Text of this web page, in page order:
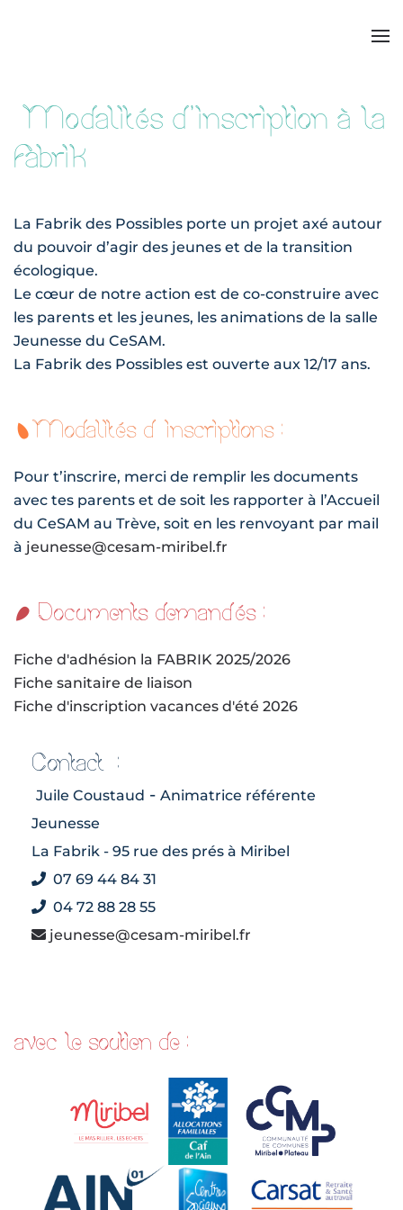
Modalités d'inscription à la
Fabrik
La Fabrik des Possibles porte un projet axé autour
du pouvoir d’agir des jeunes et de la transition
écologique.
Le cœur de notre action est de co-construire avec
les parents et les jeunes, les animations de la salle
Jeunesse du CeSAM.
La Fabrik des Possibles est ouverte aux 12/17 ans.
Modalités d’inscriptions :
Pour t’inscrire, merci de remplir les documents
avec tes parents et de soit les rapporter à l’Accueil
du CeSAM au Trève, soit en les renvoyant par mail
à jeunesse@cesam-miribel.fr
Documents demandés :
Fiche d'adhésion la FABRIK 2025/2026
Fiche sanitaire de liaison
Fiche d'inscription vacances d'été 2026
Contact :
Juile Coustaud - Animatrice référente
Jeunesse
La Fabrik - 95 rue des prés à Miribel
07 69 44 84 31
04 72 88 28 55
jeunesse@cesam-miribel.fr
avec le soutien de :